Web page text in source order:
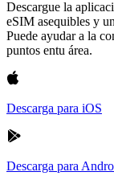
Descargue la
eSIM asequibles y
Puede ayudar a la
puntos entu área.
Descarga para iOS
Descarga para